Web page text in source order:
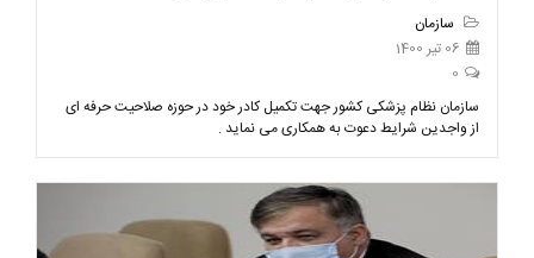
سازمان
06 تیر 1400
0
سازمان نظام پزشکی کشور جهت تکمیل کادر خود در حوزه صلاحیت حرفه ای
از واجدین شرایط دعوت به همکاری می نماید .